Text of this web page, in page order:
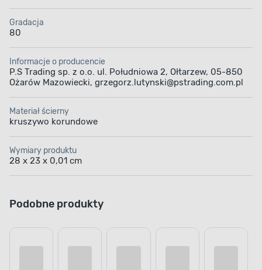
Gradacja
80
Informacje o producencie
P.S Trading sp. z o.o. ul. Południowa 2, Ołtarzew, 05-850
Ożarów Mazowiecki, grzegorz.lutynski@pstrading.com.pl
Materiał ścierny
kruszywo korundowe
Wymiary produktu
28 x 23 x 0,01 cm
Podobne produkty